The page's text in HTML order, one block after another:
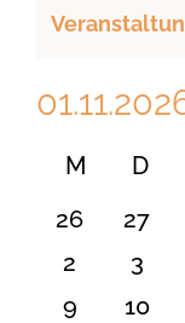
Datum
wählen.
Kalender
von
M MONTAG
D
0
26
0
27
0
2
0
3
0
9
0
10